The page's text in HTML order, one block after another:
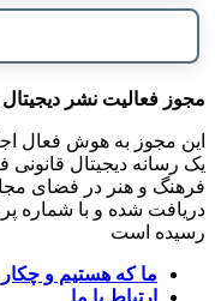
مجوز فعالیت نشر
این مجوز به هوش فعال
یک رسانه دیجیتال
فرهنگ و هنر در فضای
رسیده است
ما که هستیم و
ارتباط با ما